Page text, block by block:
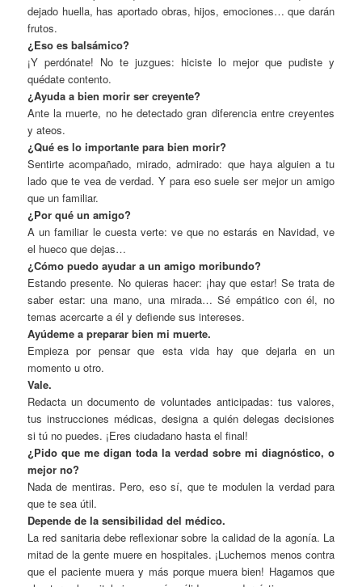
dejado huella, has aportado obras, hijos, emociones… que darán
frutos.
¿Eso es balsámico?
¡Y perdónate! No te juzgues: hiciste lo mejor que pudiste y
quédate contento.
¿Ayuda a bien morir ser creyente?
Ante la muerte, no he detectado gran diferencia entre creyentes
y ateos.
¿Qué es lo importante para bien morir?
Sentirte acompañado, mirado, admirado: que haya alguien a tu
lado que te vea de verdad. Y para eso suele ser mejor un amigo
que un familiar.
¿Por qué un amigo?
A un familiar le cuesta verte: ve que no estarás en Navidad, ve
el hueco que dejas…
¿Cómo puedo ayudar a un amigo moribundo?
Estando presente. No quieras hacer: ¡hay que estar! Se trata de
saber estar: una mano, una mirada… Sé empático con él, no
temas acercarte a él y defiende sus intereses.
Ayúdeme a preparar bien mi muerte.
Empieza por pensar que esta vida hay que dejarla en un
momento u otro.
Vale.
Redacta un documento de voluntades anticipadas: tus valores,
tus instrucciones médicas, designa a quién delegas decisiones
si tú no puedes. ¡Eres ciudadano hasta el final!
¿Pido que me digan toda la verdad sobre mi diagnóstico, o
mejor no?
Nada de mentiras. Pero, eso sí, que te modulen la verdad para
que te sea útil.
Depende de la sensibilidad del médico.
La red sanitaria debe reflexionar sobre la calidad de la agonía. La
mitad de la gente muere en hospitales. ¡Luchemos menos contra
que el paciente muera y más porque muera bien! Hagamos que